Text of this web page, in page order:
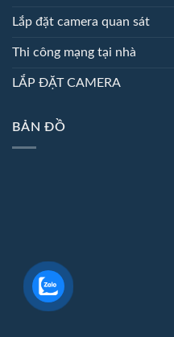
Lắp đặt camera quan sát
Thi công mạng tại nhà
LẮP ĐẶT CAMERA
BẢN ĐỒ